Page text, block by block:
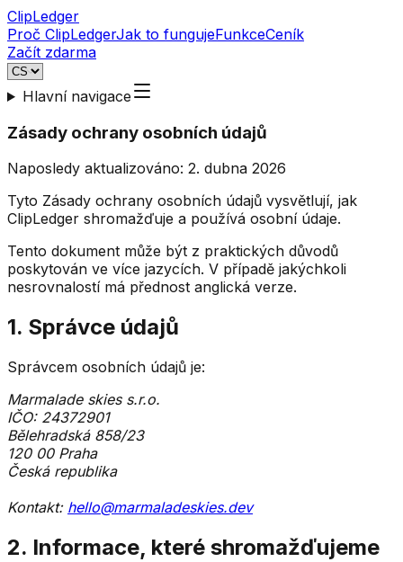
ClipLedger
Proč ClipLedgerJak to fungujeFunkceCeník
Začít zdarma
Hlavní navigace
Zásady ochrany osobních údajů
Naposledy aktualizováno: 2. dubna 2026
Tyto Zásady ochrany osobních údajů vysvětlují, jak
ClipLedger shromažďuje a používá osobní údaje.
Tento dokument může být z praktických důvodů
poskytován ve více jazycích. V případě jakýchkoli
nesrovnalostí má přednost anglická verze.
1. Správce údajů
Správcem osobních údajů je:
Marmalade skies s.r.o.
IČO: 24372901
Bělehradská 858/23
120 00 Praha
Česká republika
Kontakt: hello@marmaladeskies.dev
2. Informace, které shromažďujeme